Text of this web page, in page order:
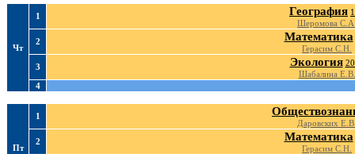
Чт
1 География
Шеромова
2
Математика
Герасим С.Н.
3
Экология
Шабалина Е.В.
4
Пт
1
Даровских
2
Математика
Герасим С.Н.